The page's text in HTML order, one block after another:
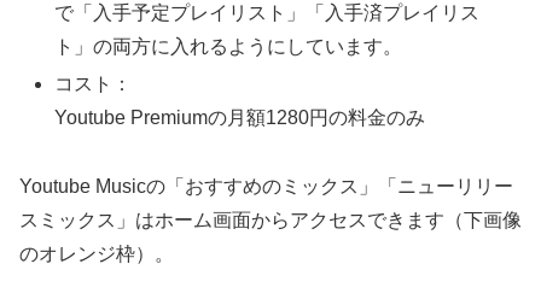
で「入手予定プレイリスト」「入手済プレイリス
ト」の両方に入れるようにしています。
コスト：
Youtube Premiumの月額1280円の料金のみ
Youtube Musicの「おすすめのミックス」「ニューリリー
スミックス」はホーム画面からアクセスできます（下画像
のオレンジ枠）。